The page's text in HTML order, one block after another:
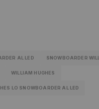
AL LED SNOWBOARDER
WILLIAM HUGHES
LO SNOWBOARDER AL LED